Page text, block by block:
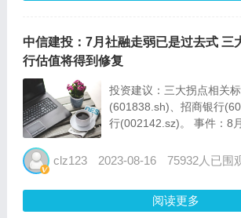
中信建投：7月社融走弱已是过去式 三
行估值将得到修复
投资建议：三大拐点相关
(601838.sh)、招商银行
行(002142.sz)。 事件：8
0.53万亿，同比少增0.25万
clz123 2023-08-16 75932人已围
阅读更多